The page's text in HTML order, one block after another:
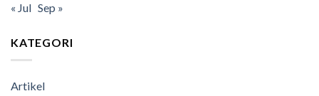
« Jul Sep »
KATEGORI
Artikel